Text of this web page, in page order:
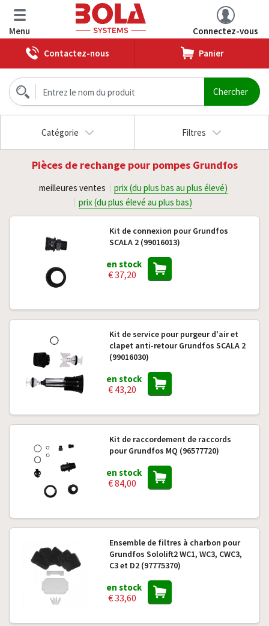
Menu
Connectez-vous
Contactez-nous
Panier
Catégorie Filtres
Pièces de rechange pour pompes Grundfos
meilleures ventes
prix (du plus bas au plus élevé)
prix (du plus élevé au plus bas)
Kit de connexion pour Grundfos
SCALA 2 (99016013)
en stock
€ 37,20
Kit de service pour purgeur d'air et
clapet anti-retour Grundfos SCALA 2
(99016030)
en stock
€ 43,20
Kit de raccordement de raccords
pour Grundfos MQ (96577720)
en stock
€ 84,00
Ensemble de filtres à charbon pour
Grundfos Sololift2 WC1, WC3, CWC3,
C3 et D2 (97775370)
en stock
€ 33,60